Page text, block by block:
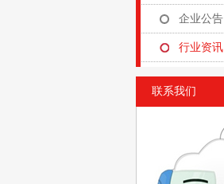
企业公告
行业资讯
联系我们